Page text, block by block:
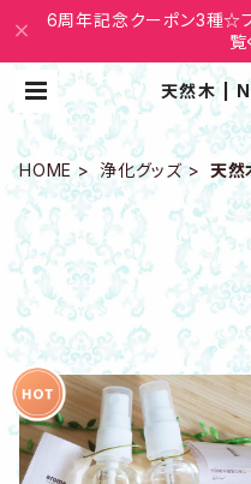
6周年記念クーポン3種☆
覧
天然木 |
HOME 浄化グッズ 天然